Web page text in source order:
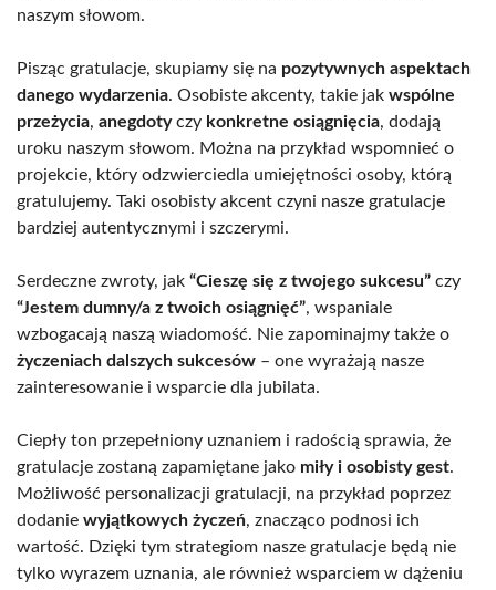
naszym słowom.
Pisząc gratulacje, skupiamy się na pozytywnych aspektach
danego wydarzenia. Osobiste akcenty, takie jak wspólne
przeżycia, anegdotyczy konkretne osiągnięcia, dodają
uroku naszym słowom. Można na przykład wspomnieć o
projekcie, który odzwierciedla umiejętności osoby, którą
gratulujemy. Taki osobisty akcent czyni nasze gratulacje
bardziej autentycznymi i szczerymi.
Serdeczne zwroty, jak “Cieszę się z twojego sukcesu” czy
“Jestem dumny/a z twoich osiągnięć”, wspaniale
wzbogacają naszą wiadomość. Nie zapominajmy także o
życzeniach dalszych sukcesów – one wyrażają nasze
zainteresowanie i wsparcie dla jubilata.
Ciepły ton przepełniony uznaniem i radością sprawia, że
gratulacje zostaną zapamiętane jako miły i osobisty gest.
Możliwość personalizacji gratulacji, na przykład poprzez
dodanie wyjątkowych życzeń, znacząco podnosi ich
wartość. Dzięki tym strategiom nasze gratulacje będą nie
tylko wyrazem uznania, ale również wsparciem w dążeniu